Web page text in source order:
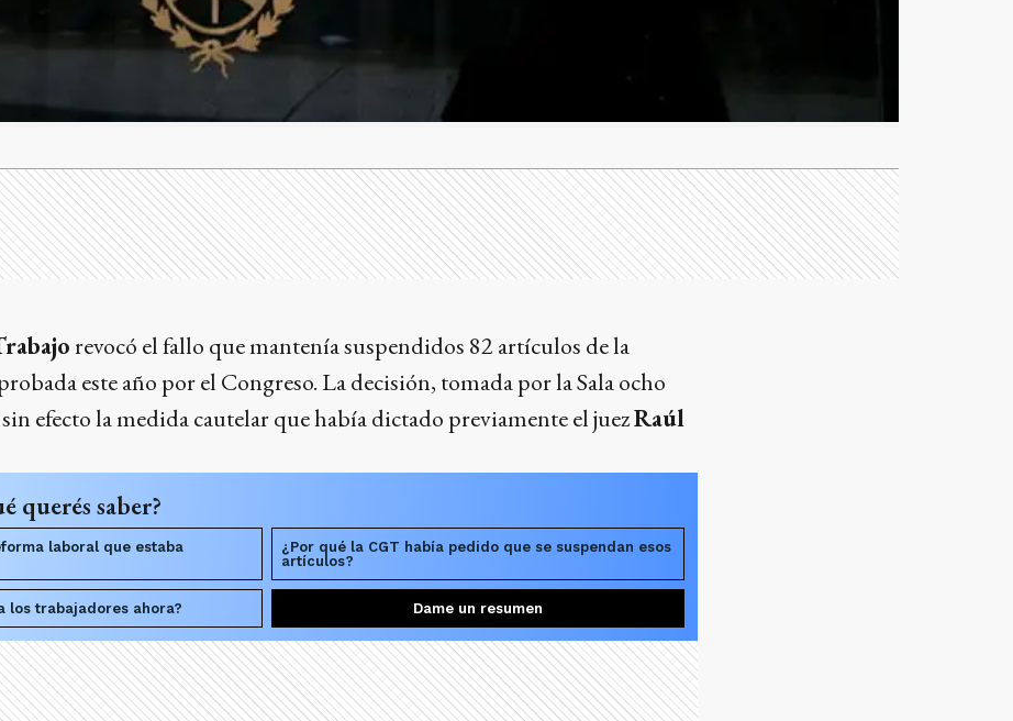
revocó el fallo que mantenía suspendidos 82 artículos de la
este año por el Congreso. La decisión, tomada por la Sala ocho
efecto la medida cautelar que había dictado previamente el juezRaúl
querés saber?
laboral que estaba
¿Por qué la CGT había pedido que se suspendan esos
artículos?
los trabajadores ahora? Dame un resumen